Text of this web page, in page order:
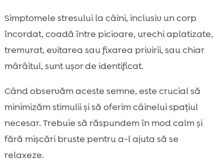
Simptomele stresului la câini, inclusiv un corp
încordat, coadă între picioare, urechi aplatizate,
tremurat, evitarea sau fixarea privirii, sau chiar
mârâitul, sunt uşor de identificat.
Când observăm aceste semne, este crucial să
minimizăm stimulii şi să oferim câinelui spaţiul
necesar. Trebuie să răspundem în mod calm şi
fără mişcări bruste pentru a-l ajuta să se
relaxeze.